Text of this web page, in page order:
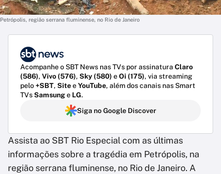
Petrópolis, região serrana fluminense, no Rio de Janeiro
Acompanhe o SBT News nas TVs por assinatura Claro
(586), Vivo (576), Sky (580) eOi (175), via streaming
pelo+SBT, SiteeYouTube, além dos canais nas Smart
TVsSamsunge LG.
Siga no Google Discover
Assista ao SBT Rio Especial com as últimas
informações sobre a tragédia em Petrópolis, na
região serrana fluminense, no Rio de Janeiro. A